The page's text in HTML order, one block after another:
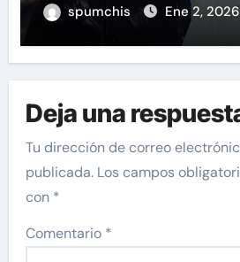
spumchis Ene 2, 2026
Deja una
Tu dirección de correo
publicada. Los campos
con *
Comentario *